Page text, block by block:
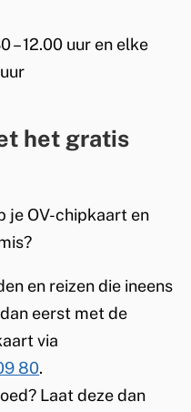
– 12.00 uur en elke
het gratis
je OV-chipkaart en
en reizen die ineens
eerst met de
via
80.
Laat deze dan